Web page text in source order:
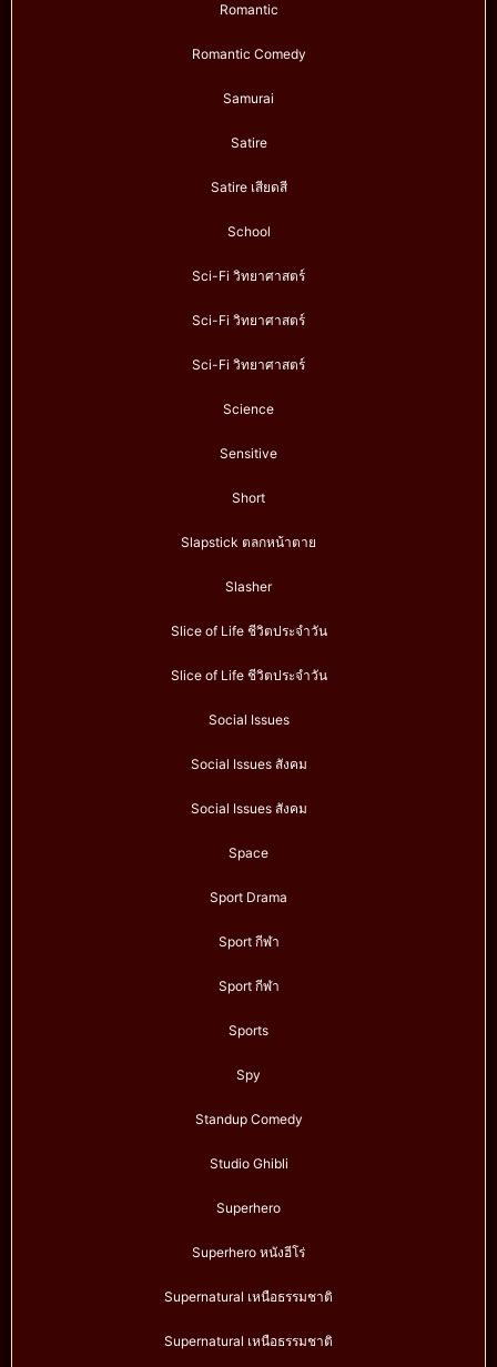
Romantic
Romantic Comedy
Samurai
Satire
Satire เสียดสี
School
Sci-Fi วิทยาศาสตร์
Sci-Fi วิทยาศาสตร์
Sci-Fi วิทยาศาสตร์
Science
Sensitive
Short
Slapstick ตลกหน้าตาย
Slasher
Slice of Life ชีวิตประจำวัน
Slice of Life ชีวิตประจำวัน
Social Issues
Social Issues สังคม
Social Issues สังคม
Space
Sport Drama
Sport กีฬา
Sport กีฬา
Sports
Spy
Standup Comedy
Studio Ghibli
Superhero
Superhero หนังฮีโร่
Supernatural เหนือธรรมชาติ
Supernatural เหนือธรรมชาติ